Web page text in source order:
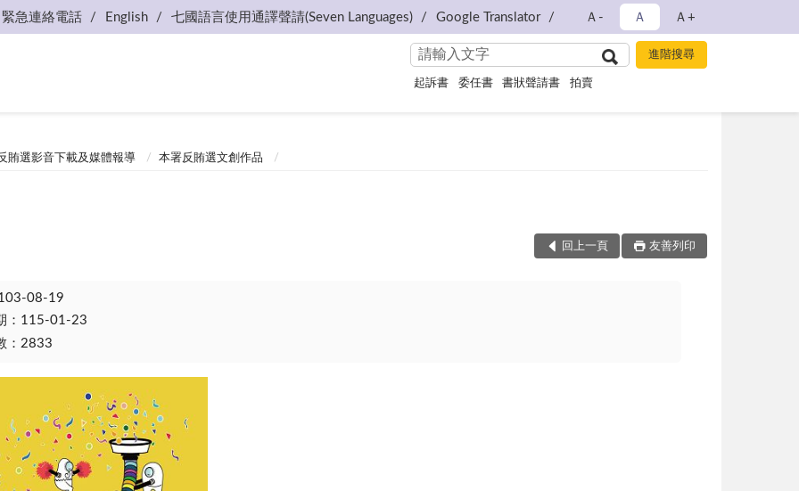
緊急連絡電話 English 七國語言使用通譯聲請(Seven Languages) Google Translator Ａ- Ａ Ａ+
起訴書 委任書 書狀聲請書 拍賣
賄選影音下載及媒體報導 本署反賄選文創作品
回上一頁 友善列印
08-19
：115-01-23
：2833